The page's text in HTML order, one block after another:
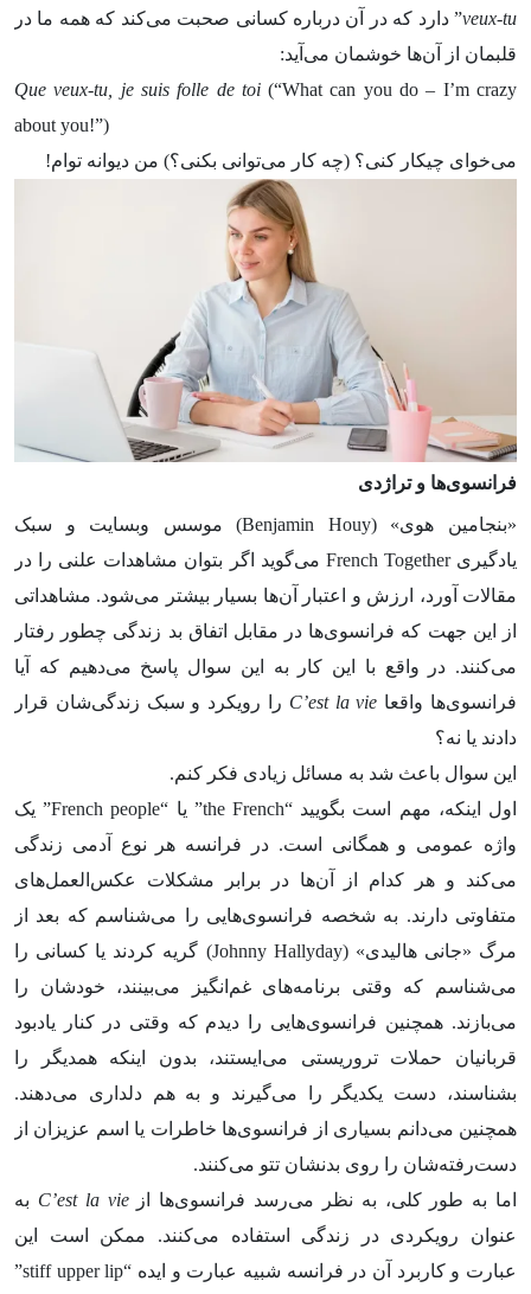
veux-tu” دارد که در آن درباره کسانی صحبت می‌کند که همه ما در
قلبمان از آن‌ها خوشمان می‌آید:
Que veux-tu, je suis folle de toi(“What can you do – I’m crazy
about you!”)
می‌خوای چیکار کنی؟ (چه کار می‌توانی بکنی؟) من دیوانه توام!
فرانسوی‌ها و تراژدی
«بنجامین هوی» (Benjamin Houy) موسس وبسایت و سبک
یادگیری French Together می‌گوید اگر بتوان مشاهدات علنی را در
مقالات آورد، ارزش و اعتبار آن‌ها بسیار بیشتر می‌شود. مشاهداتی
از این جهت که فرانسوی‌ها در مقابل اتفاق بد زندگی چطور رفتار
می‌کنند. در واقع با این کار به این سوال پاسخ می‌دهیم که آیا
فرانسوی‌ها واقعا C’est la vie را رویکرد و سبک زندگی‌شان قرار
دادند یا نه؟
این سوال باعث شد به مسائل زیادی فکر کنم.
اول اینکه، مهم است بگویید “the French” یا “French people” یک
واژه عمومی و همگانی است. در فرانسه هر نوع آدمی زندگی
می‌کند و هر کدام از آن‌ها در برابر مشکلات عکس‌العمل‌های
متفاوتی دارند. به شخصه فرانسوی‌هایی را می‌شناسم که بعد از
مرگ «جانی هالیدی» (Johnny Hallyday) گریه کردند یا کسانی را
می‌شناسم که وقتی برنامه‌های غم‌انگیز می‌بینند، خودشان را
می‌بازند. همچنین فرانسوی‌هایی را دیدم که وقتی در کنار یادبود
قربانیان حملات تروریستی می‌ایستند، بدون اینکه همدیگر را
بشناسند، دست یکدیگر را می‌گیرند و به هم دلداری می‌دهند.
همچنین می‌دانم بسیاری از فرانسوی‌ها خاطرات یا اسم عزیزان از
دست‌رفته‌شان را روی بدنشان تتو می‌کنند.
اما به طور کلی، به نظر می‌رسد فرانسوی‌ها ازC’est la vie به
عنوان رویکردی در زندگی استفاده می‌کنند. ممکن است این
عبارت و کاربرد آن در فرانسه شبیه عبارت و ایده “stiff upper lip”